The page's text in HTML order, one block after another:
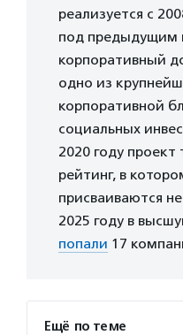
реализуется с
под предыдущим
корпоративный
одно из
корпоративной
социальных
2020 году
рейтинг, в
присваиваются
2025 году в
попали 17
Ещё по теме